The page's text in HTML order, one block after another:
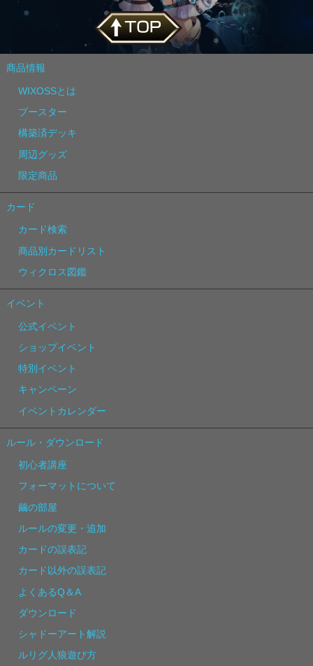
商品情報
WIXOSSとは
ブースター
構築済デッキ
周辺グッズ
限定商品
カード
カード検索
商品別カードリスト
ウィクロス図鑑
イベント
公式イベント
ショップイベント
特別イベント
キャンペーン
イベントカレンダー
ルール・ダウンロード
初心者講座
フォーマットについて
繭の部屋
ルールの変更・追加
カードの誤表記
カード以外の誤表記
よくあるQ＆A
ダウンロード
シャドーアート解説
ルリグ人狼遊び方